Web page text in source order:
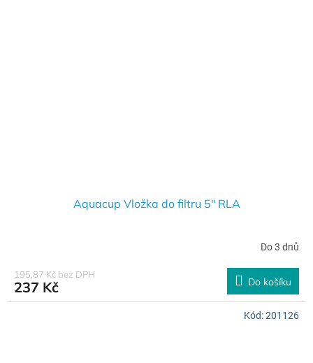
Aquacup Vložka do filtru 5" RLA
Do 3 dnů
195,87 Kč bez DPH
237 Kč Do košíku
Kód:201126